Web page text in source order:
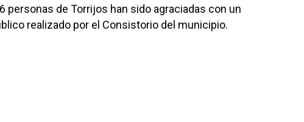
personas de Torrijos han sido agraciadas con un
realizado por el Consistorio del municipio.